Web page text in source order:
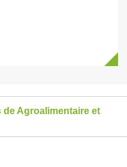
Agroalimentaire et